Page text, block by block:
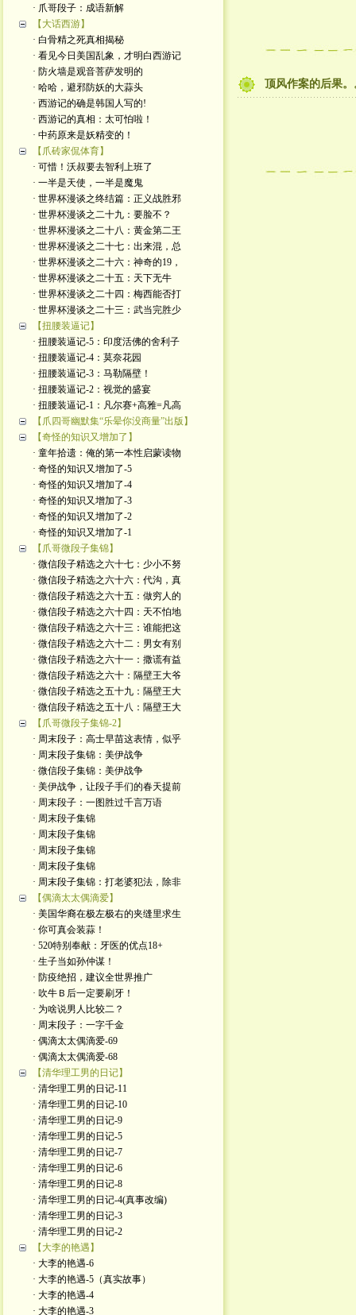
· 爪哥段子：成语新解
【大话西游】
· 白骨精之死真相揭秘
· 看见今日美国乱象，才明白西游记
· 防火墙是观音菩萨发明的
· 哈哈，避邪防妖的大蒜头
· 西游记的确是韩国人写的!
· 西游记的真相：太可怕啦！
· 中药原来是妖精变的！
【爪砖家侃体育】
· 可惜！沃叔要去智利上班了
· 一半是天使，一半是魔鬼
· 世界杯漫谈之终结篇：正义战胜邪
· 世界杯漫谈之二十九：要脸不？
· 世界杯漫谈之二十八：黄金第二王
· 世界杯漫谈之二十七：出来混，总
· 世界杯漫谈之二十六：神奇的19，
· 世界杯漫谈之二十五：天下无牛
· 世界杯漫谈之二十四：梅西能否打
· 世界杯漫谈之二十三：武当完胜少
【扭腰装逼记】
· 扭腰装逼记-5：印度活佛的舍利子
· 扭腰装逼记-4：莫奈花园
· 扭腰装逼记-3：马勒隔壁！
· 扭腰装逼记-2：视觉的盛宴
· 扭腰装逼记-1：凡尔赛+高雅=凡高
【爪四哥幽默集“乐晕你没商量”出版】
【奇怪的知识又增加了】
· 童年拾遗：俺的第一本性启蒙读物
· 奇怪的知识又增加了-5
· 奇怪的知识又增加了-4
· 奇怪的知识又增加了-3
· 奇怪的知识又增加了-2
· 奇怪的知识又增加了-1
【爪哥微段子集锦】
· 微信段子精选之六十七：少小不努
· 微信段子精选之六十六：代沟，真
· 微信段子精选之六十五：做穷人的
· 微信段子精选之六十四：天不怕地
· 微信段子精选之六十三：谁能把这
· 微信段子精选之六十二：男女有别
· 微信段子精选之六十一：撒谎有益
· 微信段子精选之六十：隔壁王大爷
· 微信段子精选之五十九：隔壁王大
· 微信段子精选之五十八：隔壁王大
【爪哥微段子集锦-2】
· 周末段子：高士早苗这表情，似乎
· 周末段子集锦：美伊战争
· 微信段子集锦：美伊战争
· 美伊战争，让段子手们的春天提前
· 周末段子：一图胜过千言万语
· 周末段子集锦
· 周末段子集锦
· 周末段子集锦
· 周末段子集锦
· 周末段子集锦：打老婆犯法，除非
【偶滴太太偶滴爱】
· 美国华裔在极左极右的夹缝里求生
· 你可真会装蒜！
· 520特别奉献：牙医的优点18+
· 生子当如孙仲谋！
· 防疫绝招，建议全世界推广
· 吹牛Ｂ后一定要刷牙！
· 为啥说男人比较二？
· 周末段子：一字千金
· 偶滴太太偶滴爱-69
· 偶滴太太偶滴爱-68
【清华理工男的日记】
· 清华理工男的日记-11
· 清华理工男的日记-10
· 清华理工男的日记-9
· 清华理工男的日记-5
· 清华理工男的日记-7
· 清华理工男的日记-6
· 清华理工男的日记-8
· 清华理工男的日记-4(真事改编)
· 清华理工男的日记-3
· 清华理工男的日记-2
【大李的艳遇】
· 大李的艳遇-6
· 大李的艳遇-5（真实故事）
· 大李的艳遇-4
· 大李的艳遇-3
顶风作案的后果。